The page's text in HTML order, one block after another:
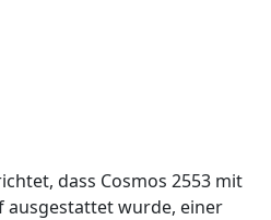
dass Cosmos 2553 mit
ausgestattet wurde, einer